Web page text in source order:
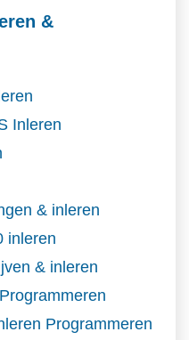
&
Inleren
& inleren
inleren
& inleren
Programmeren